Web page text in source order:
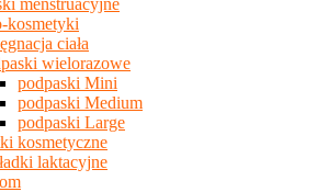
kosmetyki
ciała
wielorazowe
podpaski Mini
podpaski Medium
podpaski Large
kosmetyczne
laktacyjne